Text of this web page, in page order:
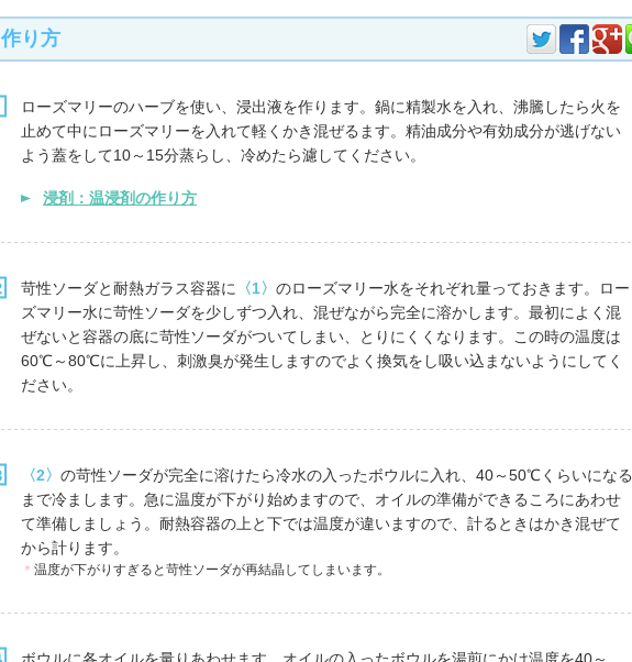
作り方
ローズマリーのハーブを使い、浸出液を作ります。鍋に精製水を入れ、沸騰したら火を
止めて中にローズマリーを入れて軽くかき混ぜるます。精油成分や有効成分が逃げない
よう蓋をして10～15分蒸らし、冷めたら濾してください。
浸剤：温浸剤の作り方
苛性ソーダと耐熱ガラス容器に 〈1〉 のローズマリー水をそれぞれ量っておきます。ロー
ズマリー水に苛性ソーダを少しずつ入れ、混ぜながら完全に溶かします。最初によく混
ぜないと容器の底に苛性ソーダがついてしまい、とりにくくなります。この時の温度は
60℃～80℃に上昇し、刺激臭が発生しますのでよく換気をし吸い込まないようにしてく
ださい。
〈2〉 の苛性ソーダが完全に溶けたら冷水の入ったボウルに入れ、40～50℃くらいになる
まで冷まします。急に温度が下がり始めますので、オイルの準備ができるころにあわせ
て準備しましょう。耐熱容器の上と下では温度が違いますので、計るときはかき混ぜて
から計ります。
＊ 温度が下がりすぎると苛性ソーダが再結晶してしまいます。